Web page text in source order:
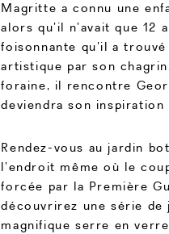
Magritte a connu une
alors qu’il n’avait que 12
foisonnante qu’il a
artistique par son
foraine, il rencontre
deviendra son
Rendez-vous au jardin
l’endroit même où le
forcée par la Première
découvrirez une série de
magnifique serre en